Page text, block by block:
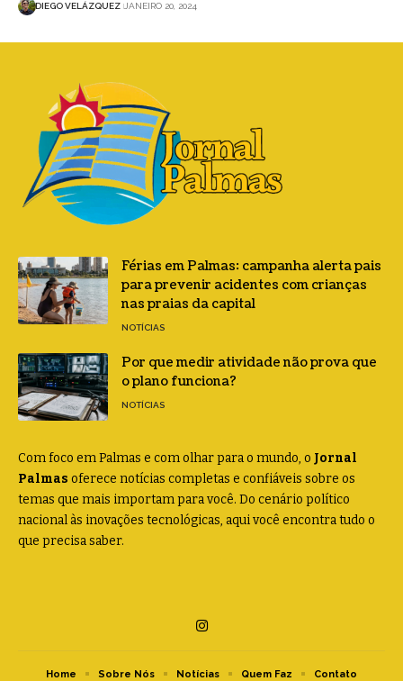
DIEGO VELÁZQUEZ JANEIRO 20, 2024
Férias em Palmas: campanha alerta pais
para prevenir acidentes com crianças
nas praias da capital
NOTÍCIAS
Por que medir atividade não prova que
o plano funciona?
NOTÍCIAS
Com foco em Palmas e com olhar para o mundo, o Jornal
Palmas oferece notícias completas e confiáveis sobre os
temas que mais importam para você. Do cenário político
nacional às inovações tecnológicas, aqui você encontra tudo o
que precisa saber.
Home Sobre Nós Notícias Quem Faz Contato